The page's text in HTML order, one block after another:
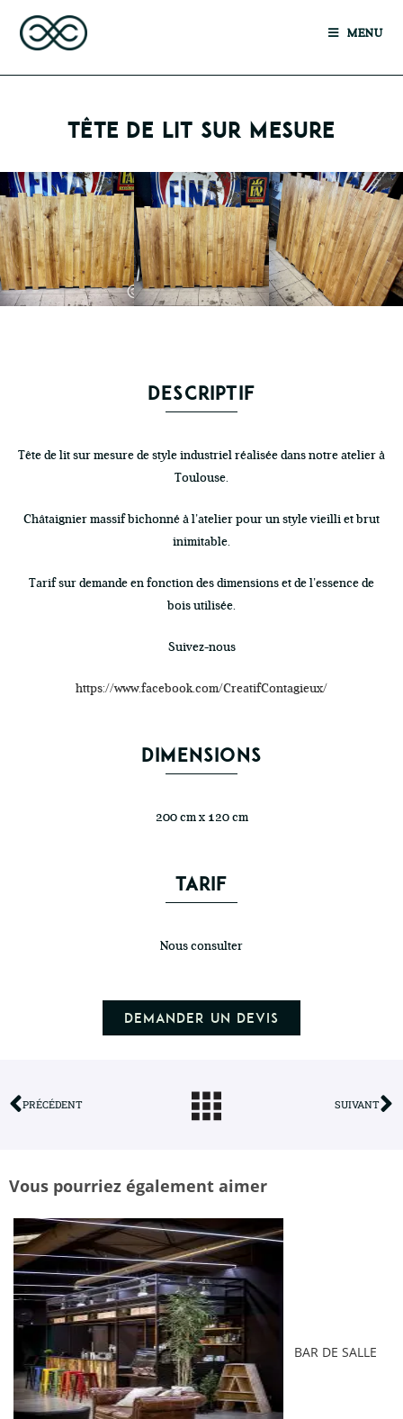
MENU
TÊTE DE LIT SUR MESURE
DESCRIPTIF
Tête de lit sur mesure de style industriel réalisée dans notre atelier à
Toulouse.
Châtaignier massif bichonné à l’atelier pour un style vieilli et brut
inimitable.
Tarif sur demande en fonction des dimensions et de l’essence de
bois utilisée.
Suivez-nous
https://www.facebook.com/CreatifContagieux/
DIMENSIONS
200 cm x 120 cm
TARIF
Nous consulter
Demander un devis
PRÉCÉDENT SUIVANT
Vous pourriez également aimer
BAR DE SALLE